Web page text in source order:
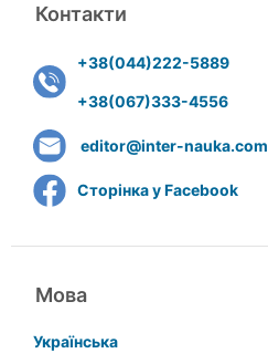
Контакти
+38(044)222-5889
+38(067)333-4556
editor@inter-nauka.com
Сторінка у Facebook
Мова
Українська